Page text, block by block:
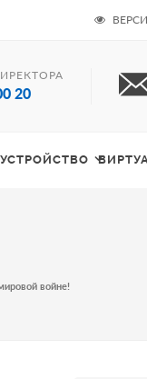
20
войне!